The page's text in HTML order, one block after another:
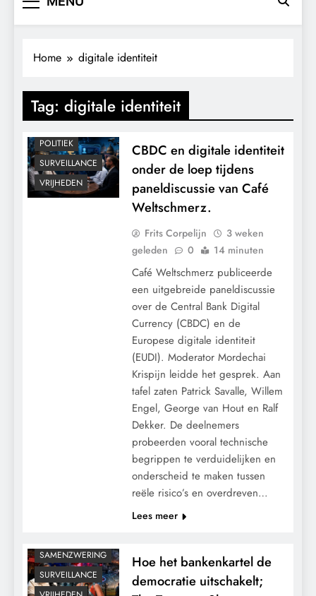
Home digitale identiteit
Tag: digitale identiteit
CONTROLE
MACHT
POLITIEK
SURVEILLANCE
VRIJHEDEN
CBDC en digitale identiteit
onder de loep tijdens
paneldiscussie van Café
Weltschmerz.
Frits Corpelijn
3 weken
geleden
0 14 minuten
Café Weltschmerz publiceerde
een uitgebreide paneldiscussie
over de Central Bank Digital
Currency (CBDC) en de
Europese digitale identiteit
(EUDI). Moderator Mordechai
Krispijn leidde het gesprek. Aan
tafel zaten Patrick Savalle, Willem
Engel, George van Hout en Ralf
Dekker. De deelnemers
probeerden vooral technische
begrippen te verduidelijken en
onderscheid te maken tussen
reële risico’s en overdreven…
Lees meer
SAMENZWERING
SURVEILLANCE
Hoe het bankenkartel de
democratie uitschakelt;